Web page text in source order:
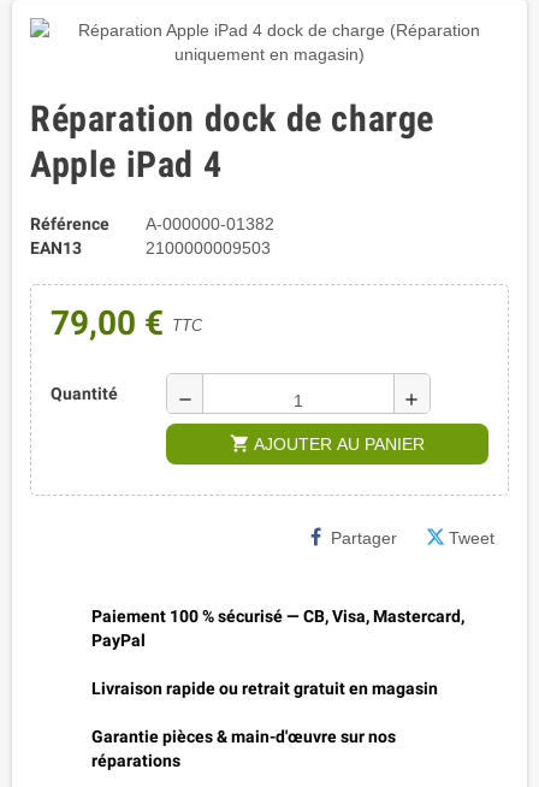
Réparation dock de charge
Apple iPad 4
Référence
A-000000-01382
EAN13
2100000009503
79,00 € TTC
Quantité remove add
shopping_cart AJOUTER AU PANIER
Partager Tweet
Paiement 100 % sécurisé — CB, Visa, Mastercard,
PayPal
Livraison rapide ou retrait gratuit en magasin
Garantie pièces & main-d'œuvre sur nos
réparations